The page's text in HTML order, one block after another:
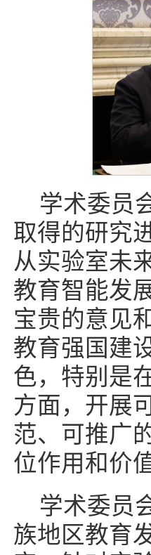
学术委员
取得的研究
从实验室未
教育智能发
宝贵的意见
教育强国建
色，特别是
方面，开展
范、可推广
位作用和价值
学术委员
族地区教育